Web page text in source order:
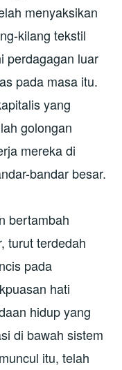
menyaksikan
kilang tekstil
perdagagan luar
pada masa itu.
yang
golongan
mereka di
bandar besar.
bertambah
turut terdedah
pada
hati
hidup yang
di bawah sistem
itu, telah